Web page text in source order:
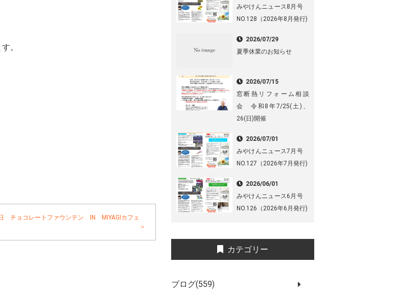
。
チョコレートファウンテン IN MIYAGIカフェ
＞
みやけんニュース8月号
NO.128（2026年8月発行)
2026/07/29
夏季休業のお知らせ
2026/07/15
窓断熱リフォーム相談
会 令和8年7/25(土)、
26(日)開催
2026/07/01
みやけんニュース7月号
NO.127（2026年7月発行)
2026/06/01
みやけんニュース6月号
NO.126（2026年6月発行)
カテゴリー
ブログ(559)